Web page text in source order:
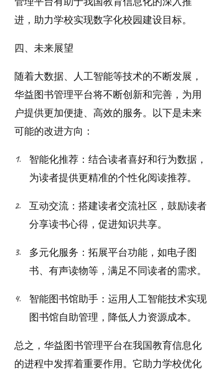
进，助力学校实现数字化校园建设目标。
四、未来展望
随着大数据、人工智能等技术的不断发展，
华益图书管理平台将不断创新和完善，为用
户提供更加便捷、高效的服务。以下是未来
可能的改进方向：
智能化推荐：结合读者喜好和行为数据，
为读者提供更精准的个性化阅读推荐。
互动交流：搭建读者交流社区，鼓励读者
分享读书心得，促进知识共享。
多元化服务：拓展平台功能，如电子图
书、有声读物等，满足不同读者的需求。
智能图书馆助手：运用人工智能技术实现
图书馆自助管理，降低人力资源成本。
总之，华益图书管理平台在我国教育信息化
的进程中发挥着重要作用。它助力学校优化